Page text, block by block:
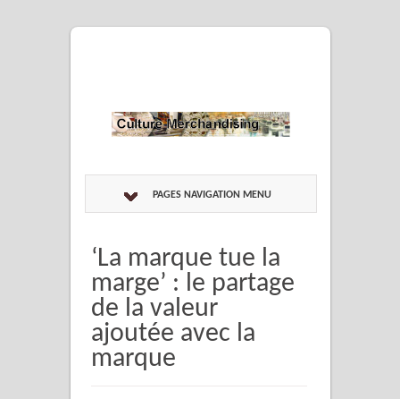
PAGES NAVIGATION MENU
‘La marque tue la
marge’ : le partage
de la valeur
ajoutée avec la
marque